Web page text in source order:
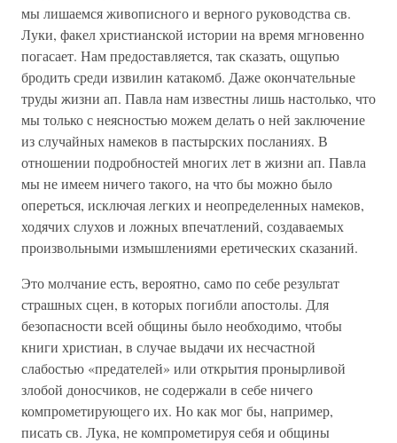
мы лишаемся живописного и верного руководства св.
Луки, факел христианской истории на время мгновенно
погасает. Нам предоставляется, так сказать, ощупью
бродить среди извилин катакомб. Даже окончательные
труды жизни ап. Павла нам известны лишь настолько, что
мы только с неясностью можем делать о ней заключение
из случайных намеков в пастырских посланиях. В
отношении подробностей многих лет в жизни ап. Павла
мы не имеем ничего такого, на что бы можно было
опереться, исключая легких и неопределенных намеков,
ходячих слухов и ложных впечатлений, создаваемых
произвольными измышлениями еретических сказаний.
Это молчание есть, вероятно, само по себе результат
страшных сцен, в которых погибли апостолы. Для
безопасности всей общины было необходимо, чтобы
книги христиан, в случае выдачи их несчастной
слабостью «предателей» или открытия пронырливой
злобой доносчиков, не содержали в себе ничего
компрометирующего их. Но как мог бы, например,
писать св. Лука, не компрометируя себя и общины